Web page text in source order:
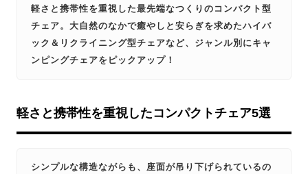
軽さと携帯性を重視した最先端なつくりのコンパクト型
チェア。大自然のなかで癒やしと安らぎを求めたハイバ
ック＆リクライニング型チェアなど、ジャンル別にキャ
ンピングチェアをピックアップ！
軽さと携帯性を重視したコンパクトチェア5選
シンプルな構造ながらも、座面が吊り下げられているの